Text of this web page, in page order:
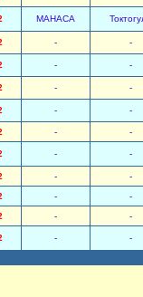
МАНАСА
- -
- -
- -
- -
- -
- -
-
-
-
-
- -
- -